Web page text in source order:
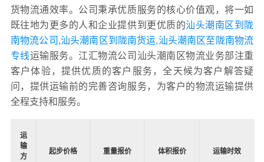
货物流通效率。公司秉承优质服务的核心价值观，将一如
既往地为更多的人和企业提供到更优质的汕头潮南区到陇
南物流公司,汕头潮南区到陇南货运,汕头潮南区至陇南物流
专线运输服务。江汇物流公司汕头潮南区物流业务部注重
客户体验，提供优质的客户服务，全天候为客户解答疑
问，提供运输前的完善咨询服务，为客户的物流运输提供
全程支持和服务。
运
输
方
起步价格 重量报价 体积报价 运输时效